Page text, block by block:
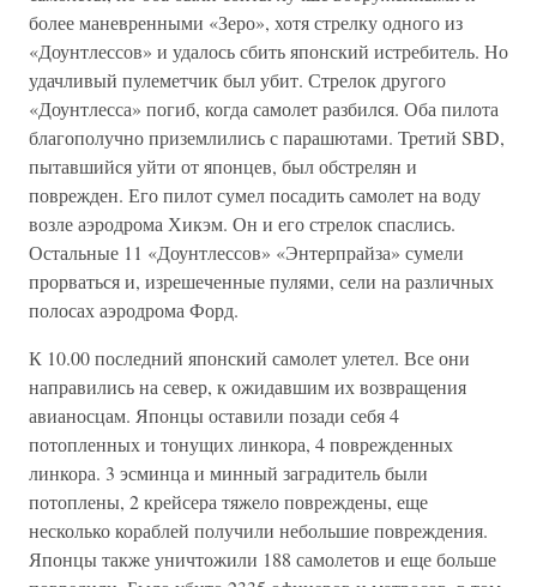
более маневренными «Зеро», хотя стрелку одного из
«Доунтлессов» и удалось сбить японский истребитель. Но
удачливый пулеметчик был убит. Стрелок другого
«Доунтлесса» погиб, когда самолет разбился. Оба пилота
благополучно приземлились с парашютами. Третий SBD,
пытавшийся уйти от японцев, был обстрелян и
поврежден. Его пилот сумел посадить самолет на воду
возле аэродрома Хикэм. Он и его стрелок спаслись.
Остальные 11 «Доунтлессов» «Энтерпрайза» сумели
прорваться и, изрешеченные пулями, сели на различных
полосах аэродрома Форд.
К 10.00 последний японский самолет улетел. Все они
направились на север, к ожидавшим их возвращения
авианосцам. Японцы оставили позади себя 4
потопленных и тонущих линкора, 4 поврежденных
линкора. 3 эсминца и минный заградитель были
потоплены, 2 крейсера тяжело повреждены, еще
несколько кораблей получили небольшие повреждения.
Японцы также уничтожили 188 самолетов и еще больше